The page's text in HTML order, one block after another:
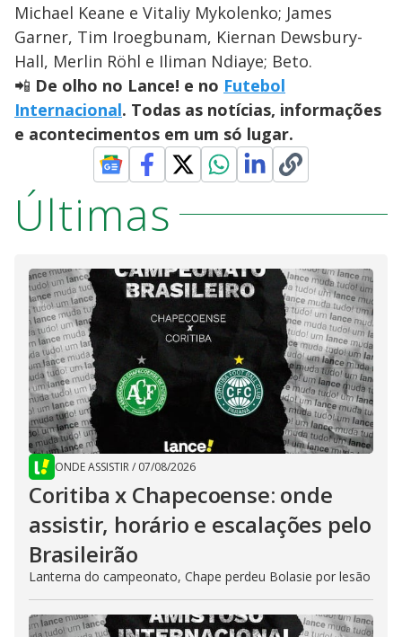
Michael Keane e Vitaliy Mykolenko; James
Garner, Tim Iroegbunam, Kiernan Dewsbury-
Hall, Merlin Röhl e Iliman Ndiaye; Beto.
📲 De olho no Lance! e no Futebol
Internacional. Todas as notícias, informações
e acontecimentos em um só lugar.
Últimas
ONDE ASSISTIR/ 07/08/2026
Coritiba x Chapecoense: onde
assistir, horário e escalações pelo
Brasileirão
Lanterna do campeonato, Chape perdeu Bolasie por lesão